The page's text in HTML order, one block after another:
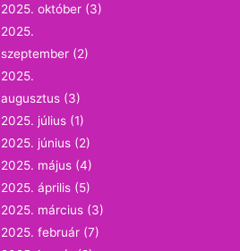
2025. október (3)
2025.
szeptember (2)
2025.
augusztus (3)
2025. július (1)
2025. június (2)
2025. május (4)
2025. április (5)
2025. március (3)
2025. február (7)